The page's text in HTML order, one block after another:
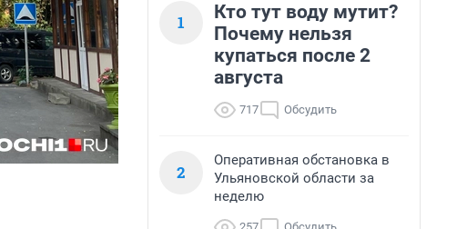
1
Кто тут воду мутит?
Почему нельзя
купаться после 2
августа
717 Обсудить
2
Оперативная обстановка в
Ульяновской области за
неделю